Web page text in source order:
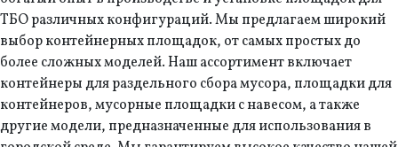
ТБО различных конфигураций. Мы предлагаем широкий
выбор контейнерных площадок, от самых простых до
более сложных моделей. Наш ассортимент включает
контейнеры для раздельного сбора мусора, площадки для
контейнеров, мусорные площадки с навесом, а также
другие модели, предназначенные для использования в